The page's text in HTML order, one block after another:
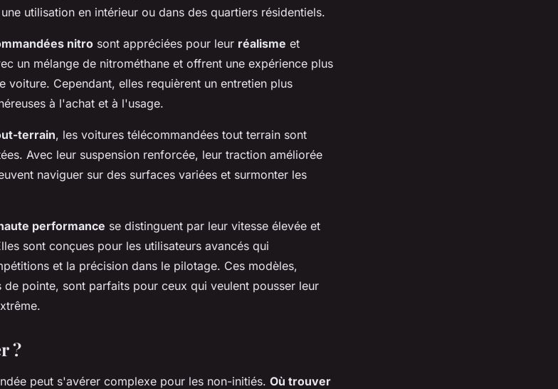
utilisation en intérieur ou dans des quartiers résidentiels.
nitro sont appréciées pour leur réalisme et
un mélange de nitrométhane et offrent une expérience plus
voiture. Cependant, elles requièrent un entretien plus
à l'achat et à l'usage.
terrain, les voitures télécommandées tout terrain sont
Avec leur suspension renforcée, leur traction améliorée
naviguer sur des surfaces variées et surmonter les
performance se distinguent par leur vitesse élevée et
sont conçues pour les utilisateurs avancés qui
et la précision dans le pilotage. Ces modèles,
pointe, sont parfaits pour ceux qui veulent pousser leur
?
peut s'avérer complexe pour les non-initiés. Où trouver